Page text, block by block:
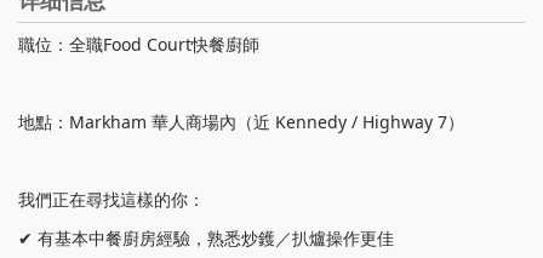
職位：全職Food Court快餐廚師
地點：Markham 華人商場內（近 Kennedy / Highway 7）
我們正在尋找這樣的你：
✔ 有基本中餐廚房經驗，熟悉炒鑊／扒爐操作更佳